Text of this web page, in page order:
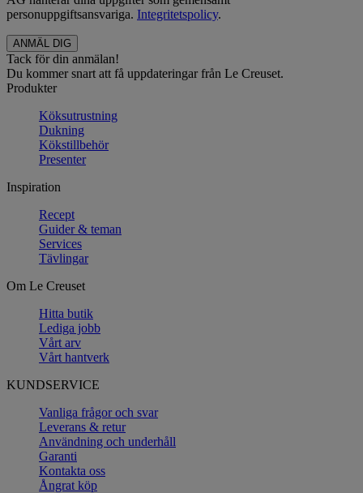
personuppgiftsansvariga. Integritetspolicy.
Tack för din anmälan!
Du kommer snart att få uppdateringar från Le Creuset.
Produkter
Köksutrustning
Dukning
Kökstillbehör
Presenter
Inspiration
Recept
Guider & teman
Services
Tävlingar
Om Le Creuset
Hitta butik
Lediga jobb
Vårt arv
Vårt hantverk
KUNDSERVICE
Vanliga frågor och svar
Leverans & retur
Användning och underhåll
Garanti
Kontakta oss
Ångrat köp